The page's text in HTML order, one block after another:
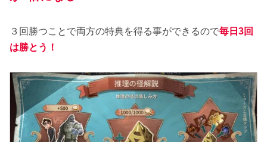
３回勝つことで両方の特典を得る事ができるので毎日3回
は勝とう！